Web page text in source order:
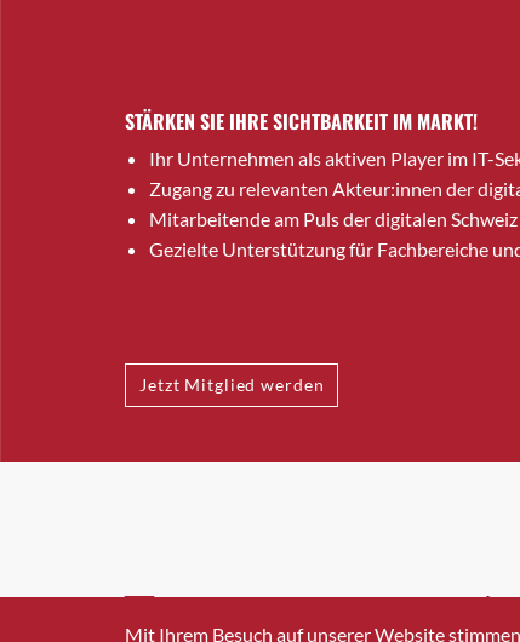
STÄRKEN SIE IHRE SICHTBARKEIT IM MARKT!
Ihr Unternehmen als aktiven Player im IT-
Zugang zu relevanten Akteur:innen der
Mitarbeitende am Puls der digitalen Schweiz
Gezielte Unterstützung für Fachbereiche
Jetzt Mitglied werden
INFO@SWISSICT.CH
Mit Ihrem Besuch auf unserer Website